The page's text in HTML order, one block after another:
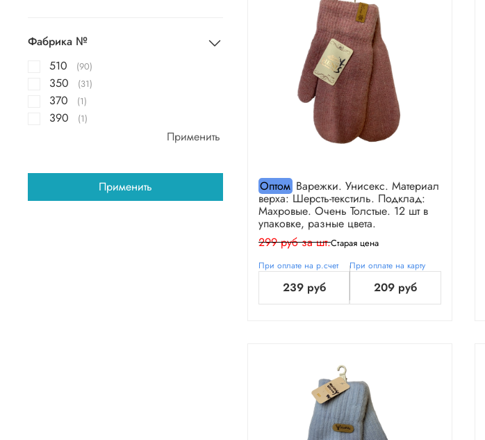
ОптомВарежки. Унисекс. Материал
верха: Шерсть-текстиль. Подклад:
Махровые. Очень Толстые. 12 шт в
упаковке, разные цвета.
299 руб за шт.Старая цена
При оплате на р.счет
239 руб
При оплате на карту
209 руб
Фабрика №
510
(90)
350 (31)
370 (1)
390 (1)
Применить
Применить